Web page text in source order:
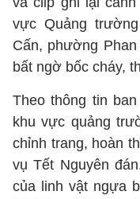
vực Quảng
Cấn, phường
bất ngờ bốc cháy,
Theo thông tin
khu vực quảng
chỉnh trang, hoàn
vụ Tết Nguyên
của linh vật ngựa